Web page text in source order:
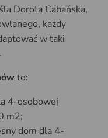
Dorota Cabańska,
każdy
w taki
to:
4-osobowej
m2;
dom dla 4-